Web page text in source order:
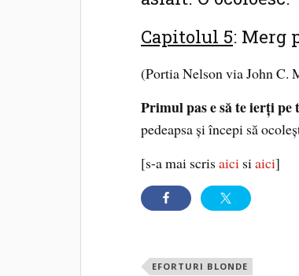
Capitolul 5: Merg
(Portia Nelson via John C.
Primul pas e să te ierţi
pedeapsa şi începi să
[s-a mai scrisaici siaici]
EFORTURI BLONDE